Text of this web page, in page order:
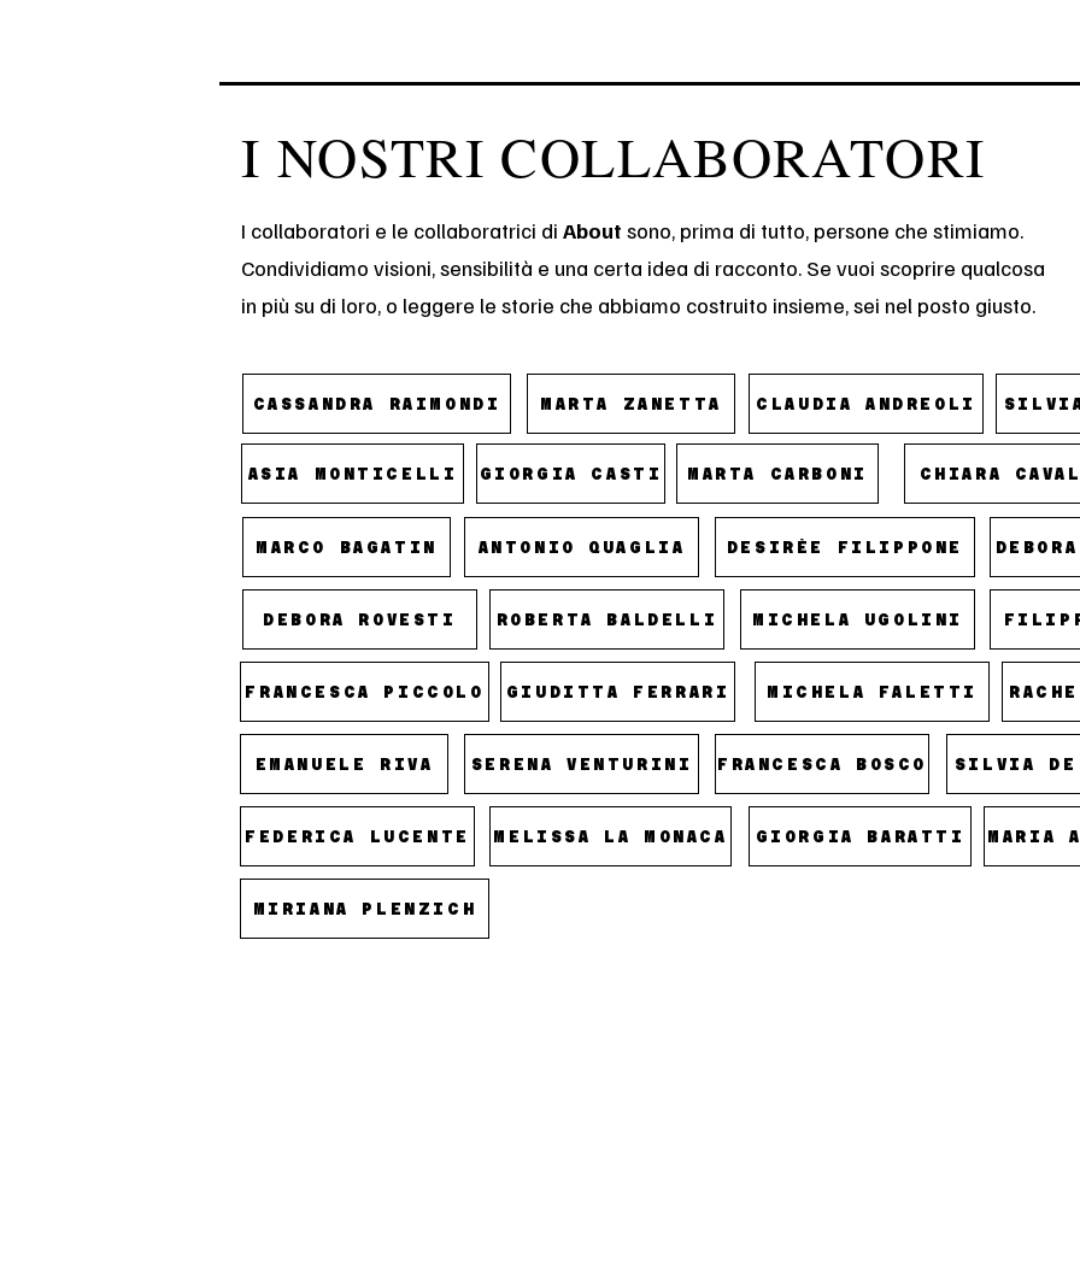
I NOSTRI COLLABORATORI
I collaboratori e le collaboratrici di About sono, prima di tutto, persone che stimiamo.
Condividiamo visioni, sensibilità e una certa idea di racconto. Se vuoi scoprire qualcosa
in più su di loro, o leggere le storie che abbiamo costruito insieme, sei nel posto giusto.
CASSANDRA RAIMONDI MARTA ZANETTA CLAUDIA ANDREOLI
ASIA MONTICELLI GIORGIA CASTI MARTA CARBONI CHIARA
MARCO BAGATIN ANTONIO QUAGLIA DESIRÈE FILIPPONE
DEBORA ROVESTI ROBERTA BALDELLI MICHELA UGOLINI
FRANCESCA PICCOLO GIUDITTA FERRARI MICHELA FALETTI
EMANUELE RIVA SERENA VENTURINI FRANCESCA BOSCO SILVIA
FEDERICA LUCENTE MELISSA LA MONACA GIORGIA BARATTI MARIA
MIRIANA PLENZICH